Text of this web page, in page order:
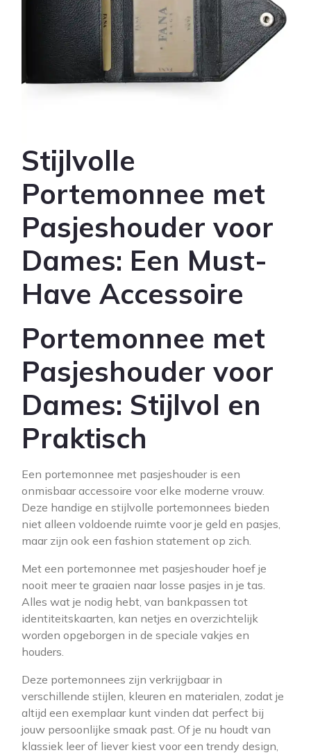
Stijlvolle
Portemonnee met
Pasjeshouder voor
Dames: Een Must-
Have Accessoire
Portemonnee met
Pasjeshouder voor
Dames: Stijlvol en
Praktisch
Een portemonnee met pasjeshouder is een
onmisbaar accessoire voor elke moderne vrouw.
Deze handige en stijlvolle portemonnees bieden
niet alleen voldoende ruimte voor je geld en pasjes,
maar zijn ook een fashion statement op zich.
Met een portemonnee met pasjeshouder hoef je
nooit meer te graaien naar losse pasjes in je tas.
Alles wat je nodig hebt, van bankpassen tot
identiteitskaarten, kan netjes en overzichtelijk
worden opgeborgen in de speciale vakjes en
houders.
Deze portemonnees zijn verkrijgbaar in
verschillende stijlen, kleuren en materialen, zodat je
altijd een exemplaar kunt vinden dat perfect bij
jouw persoonlijke smaak past. Of je nu houdt van
klassiek leer of liever kiest voor een trendy design,